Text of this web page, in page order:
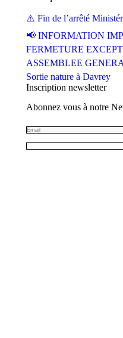
⚠️ Fin de l’arrêté
📢 INFORMATION
FERMETURE
ASSEMBLEE
Sortie nature à Davrey
Inscription newsletter
Abonnez vous à notre